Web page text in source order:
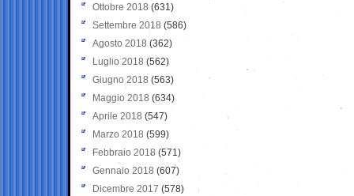
Ottobre 2018 (631)
Settembre 2018 (586)
Agosto 2018 (362)
Luglio 2018 (562)
Giugno 2018 (563)
Maggio 2018 (634)
Aprile 2018 (547)
Marzo 2018 (599)
Febbraio 2018 (571)
Gennaio 2018 (607)
Dicembre 2017 (578)